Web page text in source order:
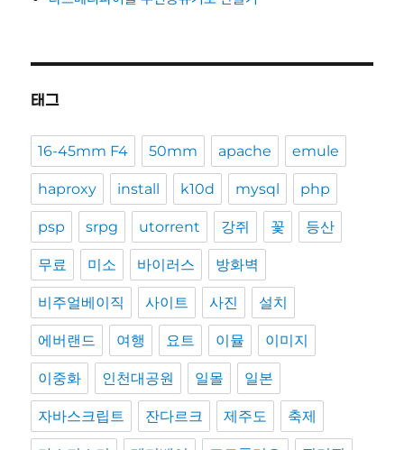
태그
16-45mm F4 50mm apache emule
haproxy install k10d mysql php
psp srpg utorrent 강쥐 꽃 등산
무료 미소 바이러스 방화벽
비주얼베이직 사이트 사진 설치
에버랜드 여행 요트 이뮬 이미지
이중화 인천대공원 일몰 일본
자바스크립트 잔다르크 제주도 축제